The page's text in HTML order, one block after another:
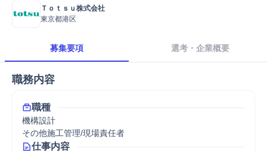
Ｔｏｔｓｕ株式会社
東京都港区
募集要項 選考・企業概要
職務内容
職種
機構設計
その他施工管理/現場責任者
仕事内容